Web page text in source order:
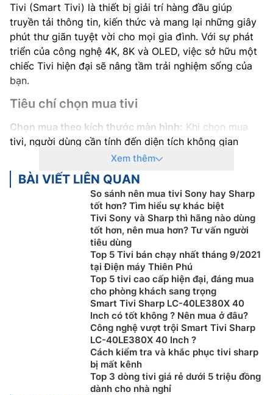
Tivi (Smart Tivi) là thiết bị giải trí hàng đầu giúp
truyền tải thông tin, kiến thức và mang lại những giây
phút thư giãn tuyệt vời cho mọi gia đình. Với sự phát
triển của công nghệ 4K, 8K và OLED, việc sở hữu một
chiếc Tivi hiện đại sẽ nâng tầm trải nghiệm sống của
bạn.
Tiêu chí chọn mua tivi
Chọn mua theo kích thước màn hình: Khi chọn mua
tivi, người dùng cần tính đến diện tích không gian
muốn lắp đặt thiết bị. Bởi điều này sẽ ảnh hưởng
không nhỏ đến trải nghiệm xem cũng như giúp bảo vệ
đôi mắt cho cả gia đình. Kích thước màn hình tivi cần
phù hợp với diện tích nơi lắp đặt, giúp cho khoảng
cách từ vị trí ngồi xem đến thiết bị được đảm bảo tiêu
chuẩn. Điều này sẽ giúp người xem có tầm quan sát
tốt nhất và an toàn cho mắt.
Xem thêm
BÀI VIẾT LIÊN QUAN
So sánh nên mua tivi Sony hay Sharp
tốt hơn? Tìm hiểu sự khác biệt
Tivi Sony và Sharp thì hãng nào dùng
tốt hơn, nên mua hơn? Tư vấn người
tiêu dùng
Top 5 Tivi bán chạy nhất tháng 9/2021
tại Điện máy Thiên Phú
Top 5 tivi cao cấp hiện đại, đáng mua
cho phòng khách sang trọng
Smart Tivi Sharp LC-40LE380X 40
Inch có tốt không ? Nên mua ở đâu?
Công nghệ vượt trội Smart Tivi Sharp
LC-40LE380X 40 Inch ?
Cách kiểm tra và khắc phục tivi sharp
bị mất kênh
Top 3 dòng tivi giá rẻ dưới 5 triệu đồng
dành cho nhà nghỉ